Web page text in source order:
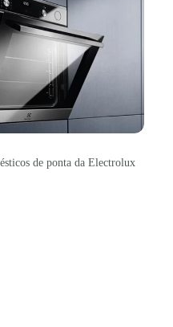
de ponta da Electrolux